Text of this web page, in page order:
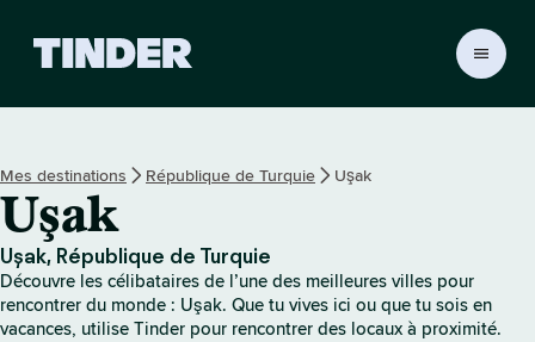
i
i
n
d
e
Mes destinations République de Turquie Uşak
Uşak
Uşak, République de Turquie
Découvre les célibataires de l’une des meilleures villes pour
rencontrer du monde : Uşak. Que tu vives ici ou que tu sois en
vacances, utilise Tinder pour rencontrer des locaux à proximité.